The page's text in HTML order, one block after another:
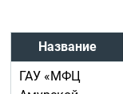
Название
ГАУ «МФЦ